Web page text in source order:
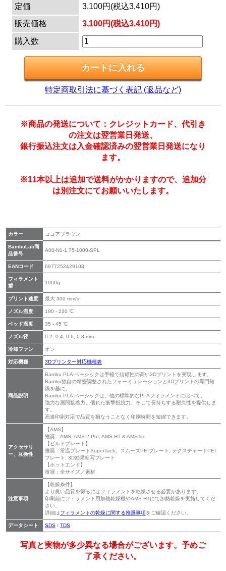
定価
3,100円(税込3,410円)
販売価格
3,100円(税込3,410円)
購入数
特定商取引法に基づく表記 (返品など)
※商品の発送について：クレジットカード、代引き
の注文は翌営業日発送、
銀行振込注文は入金確認済みの翌営業日発送になり
ます。
※11本以上は追加で送料がかかりますので、追加分
は別注文にてお願いいたします。
カラー ココアブラウン
BambuLab商
品番号
A00-N1-1.75-1000-SPL
EANコード 6977252429108
フィラメント
重
1000g
プリント速度 最大 300 mm/s
ノズル温度 190 - 230 ℃
ベッド温度 35 - 45 ℃
ノズル径 0.2, 0.4, 0.6, 0.8 mm
冷却ファン オン
対応機種 3Dプリンター対応機種表
商品説明
Bambu PLA ベーシックは手軽で信頼性の高い3Dプリントを実現します。
Bambu独自の精密調整されたフォーミュレーションと3Dプリントの専門知
識を基に、
Bambu PLA ベーシックは、他の標準的なPLAフィラメントに比べて、
強力な層間接着力、優れた衝撃抵抗力、そして長持ちする耐久性を提供しま
す。
高速印刷対応で品質を損なうことなく印刷時間を短縮できます。
アクセサリ
ー、互換性
【AMS】
推奨：AMS, AMS 2 Pro, AMS HT & AMS lite
【ビルドプレート】
推奨：常温プレートSuperTack、スムーズPEIプレート, テクスチャードPEI
プレート, 3D効果転写プレート
【ホットエンド】
推奨：全サイズ／素材
注意事項
【乾燥条件】
より良い品質を得るにはフィラメントを乾燥させる必要があります。
印刷前にフィラメント用加熱乾燥機やAMS HTにて加熱乾燥を実施してくだ
さい。
詳細はフィラメントの乾燥に関する推奨事項をご確認ください。
データシート SDS/ TDS
写真と実物が多少異なる場合がございます。予めご
了承ください。